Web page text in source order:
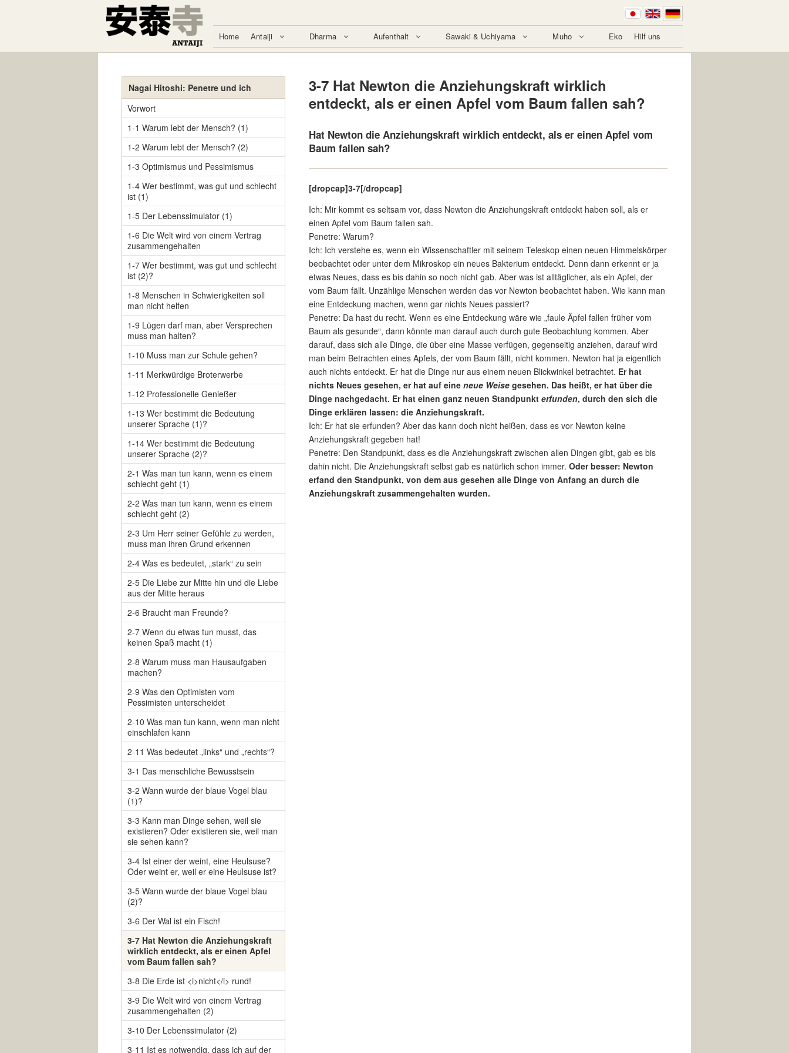
Home Antaiji Dharma Aufenthalt Sawaki & Uchiyama Muho Eko Hilf uns
3-7 Hat Newton die Anziehungskraft wirklich
entdeckt, als er einen Apfel vom Baum fallen sah?
Hat Newton die Anziehungskraft wirklich entdeckt, als er einen Apfel vom
Baum fallen sah?
[dropcap]3-7[/dropcap]
Ich: Mir kommt es seltsam vor, dass Newton die Anziehungskraft entdeckt haben soll, als er
einen Apfel vom Baum fallen sah.
Penetre: Warum?
Ich: Ich verstehe es, wenn ein Wissenschaftler mit seinem Teleskop einen neuen Himmelskörper
beobachtet oder unter dem Mikroskop ein neues Bakterium entdeckt. Denn dann erkennt er ja
etwas Neues, dass es bis dahin so noch nicht gab. Aber was ist alltäglicher, als ein Apfel, der
vom Baum fällt. Unzählige Menschen werden das vor Newton beobachtet haben. Wie kann man
eine Entdeckung machen, wenn gar nichts Neues passiert?
Penetre: Da hast du recht. Wenn es eine Entdeckung wäre wie „faule Äpfel fallen früher vom
Baum als gesunde“, dann könnte man darauf auch durch gute Beobachtung kommen. Aber
darauf, dass sich alle Dinge, die über eine Masse verfügen, gegenseitig anziehen, darauf wird
man beim Betrachten eines Apfels, der vom Baum fällt, nicht kommen. Newton hat ja eigentlich
auch nichts entdeckt. Er hat die Dinge nur aus einem neuen Blickwinkel betrachtet. Er hat
nichts Neues gesehen, er hat auf eine neue Weise gesehen. Das heißt, er hat über die
Dinge nachgedacht. Er hat einen ganz neuen Standpunkt erfunden, durch den sich die
Dinge erklären lassen: die Anziehungskraft.
Ich: Er hat sie erfunden? Aber das kann doch nicht heißen, dass es vor Newton keine
Anziehungskraft gegeben hat!
Penetre: Den Standpunkt, dass es die Anziehungskraft zwischen allen Dingen gibt, gab es bis
dahin nicht. Die Anziehungskraft selbst gab es natürlich schon immer. Oder besser: Newton
erfand den Standpunkt, von dem aus gesehen alle Dinge von Anfang an durch die
Anziehungskraft zusammengehalten wurden.
Nagai Hitoshi: Penetre und ich
Vorwort
1-1 Warum lebt der Mensch? (1)
1-2 Warum lebt der Mensch? (2)
1-3 Optimismus und Pessimismus
1-4 Wer bestimmt, was gut und schlecht
ist (1)
1-5 Der Lebenssimulator (1)
1-6 Die Welt wird von einem Vertrag
zusammengehalten
1-7 Wer bestimmt, was gut und schlecht
ist (2)?
1-8 Menschen in Schwierigkeiten soll
man nicht helfen
1-9 Lügen darf man, aber Versprechen
muss man halten?
1-10 Muss man zur Schule gehen?
1-11 Merkwürdige Broterwerbe
1-12 Professionelle Genießer
1-13 Wer bestimmt die Bedeutung
unserer Sprache (1)?
1-14 Wer bestimmt die Bedeutung
unserer Sprache (2)?
2-1 Was man tun kann, wenn es einem
schlecht geht (1)
2-2 Was man tun kann, wenn es einem
schlecht geht (2)
2-3 Um Herr seiner Gefühle zu werden,
muss man ihren Grund erkennen
2-4 Was es bedeutet, „stark“ zu sein
2-5 Die Liebe zur Mitte hin und die Liebe
aus der Mitte heraus
2-6 Braucht man Freunde?
2-7 Wenn du etwas tun musst, das
keinen Spaß macht (1)
2-8 Warum muss man Hausaufgaben
machen?
2-9 Was den Optimisten vom
Pessimisten unterscheidet
2-10 Was man tun kann, wenn man nicht
einschlafen kann
2-11 Was bedeutet „links“ und „rechts“?
3-1 Das menschliche Bewusstsein
3-2 Wann wurde der blaue Vogel blau
(1)?
3-3 Kann man Dinge sehen, weil sie
existieren? Oder existieren sie, weil man
sie sehen kann?
3-4 Ist einer der weint, eine Heulsuse?
Oder weint er, weil er eine Heulsuse ist?
3-5 Wann wurde der blaue Vogel blau
(2)?
3-6 Der Wal ist ein Fisch!
3-7 Hat Newton die Anziehungskraft
wirklich entdeckt, als er einen Apfel
vom Baum fallen sah?
3-8 Die Erde ist <i>nicht</i> rund!
3-9 Die Welt wird von einem Vertrag
zusammengehalten (2)
3-10 Der Lebenssimulator (2)
3-11 Ist es notwendig, dass ich auf der